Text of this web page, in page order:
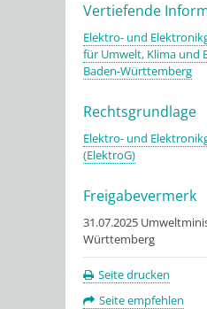
Vertiefende
Elektro- und
für Umwelt, Klima und
Baden-Württemberg
Rechtsgrundlage
Elektro- und
(ElektroG)
Freigabevermerk
31.07.2025
Württemberg
Seite drucken
Seite empfehlen